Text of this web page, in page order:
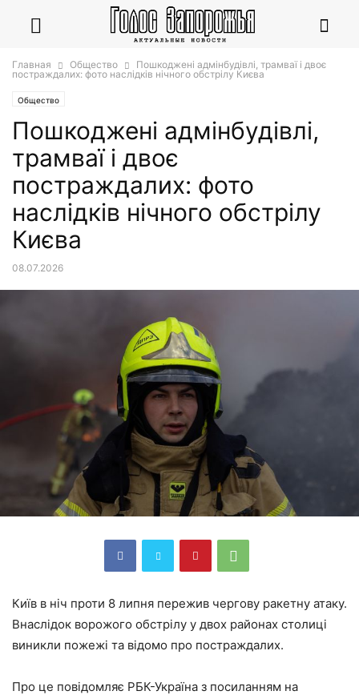
Главная Общество
Пошкоджені адмінбудівлі, трамваї і двоє
постраждалих: фото наслідків нічного обстрілу Києва
Общество
Пошкоджені адмінбудівлі,
трамваї і двоє
постраждалих: фото
наслідків нічного обстрілу
Києва
08.07.2026
Київ в ніч проти 8 липня пережив чергову ракетну атаку.
Внаслідок ворожого обстрілу у двох районах столиці
виникли пожежі та відомо про постраждалих.
Про це повідомляє РБК-Україна з посиланням на